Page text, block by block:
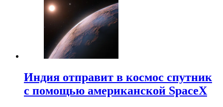
Индия отправит в космос спутник
с помощью американской SpaceX